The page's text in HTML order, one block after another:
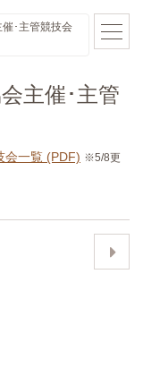
･主管競技会
主催･主管
会一覧 (PDF) ※5/8更